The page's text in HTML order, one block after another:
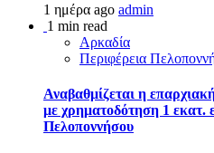
1 ημέρα ago admin
1 min read
Αρκαδία
Περιφέρεια
Αναβαθμίζεται η
με χρηματοδότηση 1 εκατ.
Πελοποννήσου